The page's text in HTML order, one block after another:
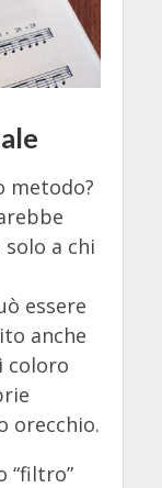
metodo?
a chi
essere
anche
coloro
orecchio.
“filtro”